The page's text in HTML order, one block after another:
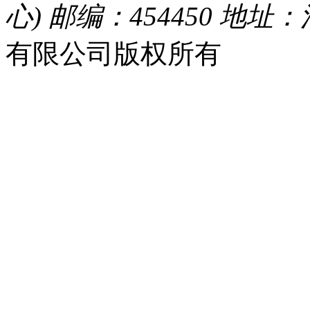
心) 邮编：454450 地址
有限公司版权所有